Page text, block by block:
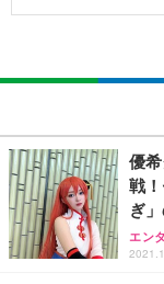
優
戦
ぎ
エン